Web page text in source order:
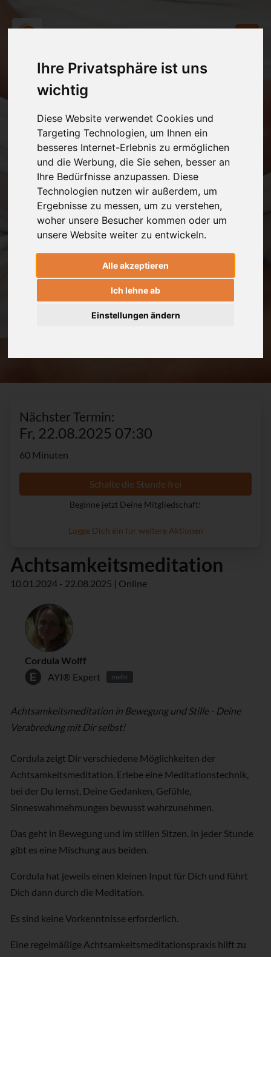
Ihre Privatsphäre ist uns
wichtig
Diese Website verwendet Cookies und
Targeting Technologien, um Ihnen ein
besseres Internet-Erlebnis zu ermöglichen
und die Werbung, die Sie sehen, besser an
Ihre Bedürfnisse anzupassen. Diese
Technologien nutzen wir außerdem, um
Ergebnisse zu messen, um zu verstehen,
woher unsere Besucher kommen oder um
unsere Website weiter zu entwickeln.
Alle akzeptieren
Ich lehne ab
Einstellungen ändern
Nächster Termin:
Fr, 22.08.2025 07:30
60 Minuten
Schalte die Stunde frei
Beginne jetzt Deine Mitgliedschaft!
Logge Dich ein für weitere Aktionen
Achtsamkeitsmeditation
10.01.2024 - 22.08.2025 | Online
Cordula Wolff
AYI® Expert
mehr
Achtsamkeitsmeditation in Bewegung und Stille - Deine
Verabredung mit Dir selbst!
Cordula zeigt Dir verschiedene Möglichkeiten der
Achtsamkeitsmeditation. Erlebe eine Meditationstechnik,
bei der Du lernst, Deine Gedanken, Gefühle,
Sinneswahrnehmungen bewusst wahrzunehmen.
Das geht in Bewegung und im stillen Sitzen. In jeder Stunde
gibt es eine Mischung aus beiden.
Cordula hat jeweils einen kleinen Input für Dich und führt
Dich dann durch die Meditation.
Es sind keine Vorkenntnisse erforderlich.
Eine regelmäßige Achtsamkeitsmeditationspraxis hilft zu
einem gelasseneren Umgang mit Stress. Sie führt zu einer